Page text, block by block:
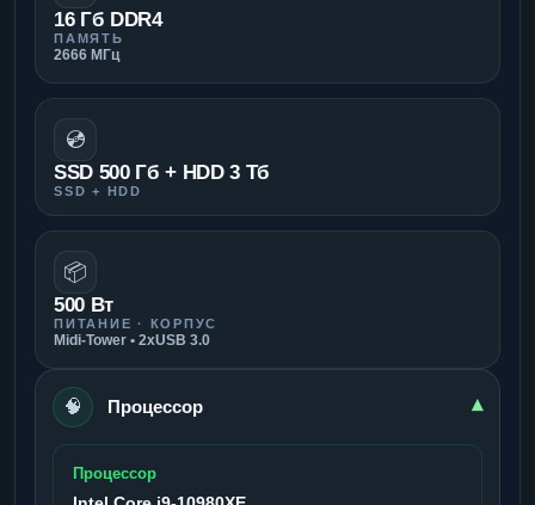
16 Гб DDR4
ПАМЯТЬ
2666 МГц
💿
SSD 500 Гб + HDD 3 Тб
SSD + HDD
📦
500 Вт
ПИТАНИЕ · КОРПУС
Midi-Tower • 2xUSB 3.0
🧠 Процессор ▾
Процессор